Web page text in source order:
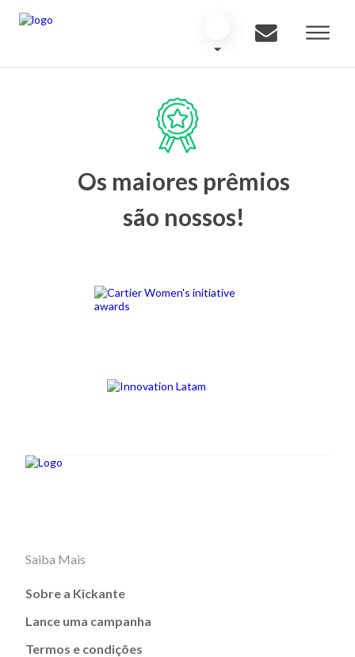
Os maiores prêmios
são nossos!
Saiba Mais
Sobre a Kickante
Lance uma campanha
Termos e condições